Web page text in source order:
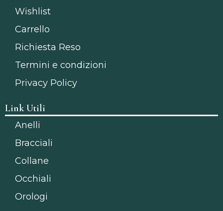
Wishlist
Carrello
Richiesta Reso
Termini e condizioni
Privacy Policy
Link Utili
Anelli
Bracciali
Collane
Occhiali
Orologi